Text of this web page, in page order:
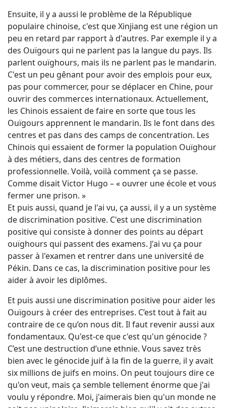
Ensuite, il y a aussi le problème de la République
populaire chinoise, c'est que Xinjiang est une région un
peu en retard par rapport à d'autres. Par exemple il y a
des Ouïgours qui ne parlent pas la langue du pays. Ils
parlent ouïghours, mais ils ne parlent pas le mandarin.
C'est un peu gênant pour avoir des emplois pour eux,
pas pour commercer, pour se déplacer en Chine, pour
ouvrir des commerces internationaux. Actuellement,
les Chinois essaient de faire en sorte que tous les
Ouïgours apprennent le mandarin. Ils le font dans des
centres et pas dans des camps de concentration. Les
Chinois qui essaient de former la population Ouïghour
à des métiers, dans des centres de formation
professionnelle. Voilà, voilà comment ça se passe.
Comme disait Victor Hugo – « ouvrer une école et vous
fermer une prison. »
Et puis aussi, quand je l'ai vu, ça aussi, il y a un système
de discrimination positive. C'est une discrimination
positive qui consiste à donner des points au départ
ouïghours qui passent des examens. J'ai vu ça pour
passer à l'examen et rentrer dans une université de
Pékin. Dans ce cas, la discrimination positive pour les
aider à avoir les diplômes.
Et puis aussi une discrimination positive pour aider les
Ouïgours à créer des entreprises. C’est tout à fait au
contraire de ce qu’on nous dit. Il faut revenir aussi aux
fondamentaux. Qu'est-ce que c'est qu'un génocide ?
C’est une destruction d’une ethnie. Vous savez très
bien avec le génocide juif à la fin de la guerre, il y avait
six millions de juifs en moins. On peut toujours dire ce
qu'on veut, mais ça semble tellement énorme que j'ai
voulu y répondre. Moi, j'aimerais bien qu'un monde ne